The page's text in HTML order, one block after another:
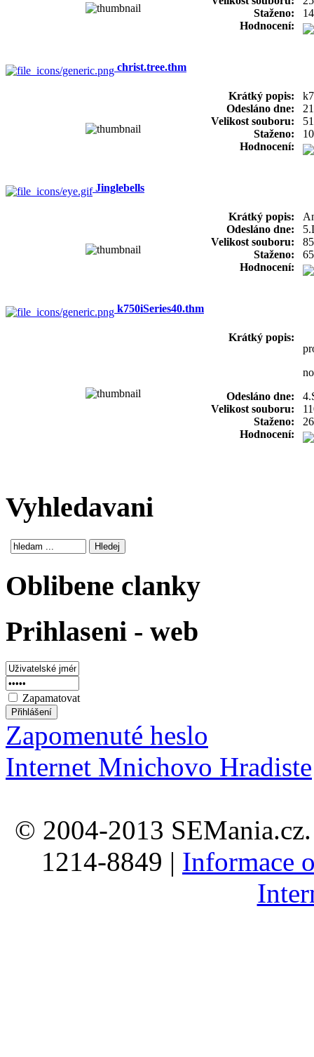
Staženo:
Hodnocení:
christ.tree.thm
Krátký popis:
Odesláno dne:
Velikost souboru:
Staženo:
Hodnocení:
Jinglebells
Krátký popis:
Odesláno dne:
Velikost souboru:
Staženo:
Hodnocení:
k750iSeries40.thm
Krátký popis:
Odesláno dne:
Velikost souboru:
Staženo:
Hodnocení:
Vyhledavani
Oblibene clanky
Prihlaseni - web
Zapamatovat
Zapomenuté heslo
Internet Mnichovo Hradiste
© 2004-2013
1214-8849 | Informace